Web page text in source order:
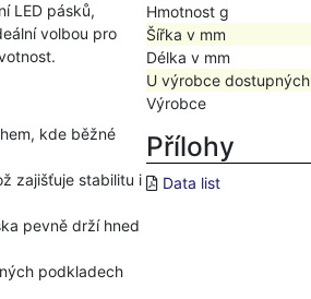
LED pásků,
volbou pro
kde běžné
zajišťuje stabilitu i
pevně drží hned
podkladech
Hmotnost g
Šířka v mm
Délka v mm
U výrobce dostupných
Výrobce
Přílohy
Data list